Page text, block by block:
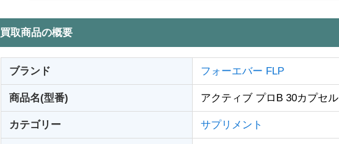
買取商品の概要
ブランド フォーエバー FLP
商品名(型番) アクティブ プロB 30カプセル
カテゴリー サプリメント